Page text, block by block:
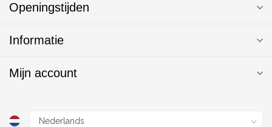
Openingstijden
Informatie
Mijn account